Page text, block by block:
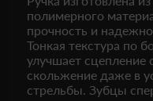
полимерного
прочность и
Тонкая текстура по
улучшает сцепление
скольжение даже в
стрельбы. Зубцы